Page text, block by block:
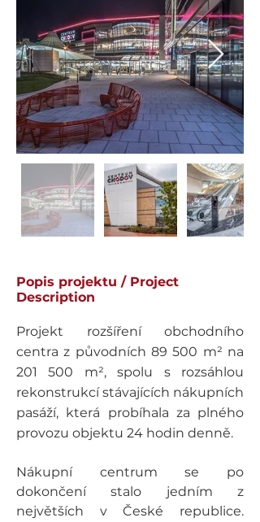
Popis projektu / Project
Description
Projekt rozšíření obchodního
centra z původních 89 500 m² na
201 500 m², spolu s rozsáhlou
rekonstrukcí stávajících nákupních
pasáží, která probíhala za plného
provozu objektu 24 hodin denně.
Nákupní centrum se po
dokončení stalo jedním z
největších v České republice.